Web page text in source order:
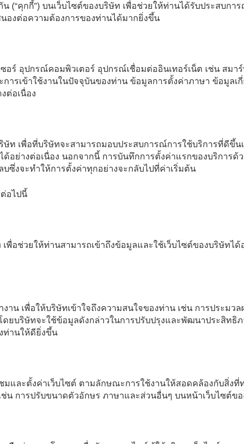
(“คุกกี้”) บนเว็บไซต์ของบริษัท เพื่อช่วยให้ท่านได้รับประสบกา
งต่อความต้องการของท่านได้มากยิ่งขึ้น​
อร์ อุปกรณ์คอมพิวเตอร์ อุปกรณ์เชื่อมต่ออินเทอร์เน็ต เช่น สมา
รเข้าใช้งานในปัจจุบันของท่าน ข้อมูลการตั้งค่าภาษา ข้อมูลเกี่
ต่อเนื่อง
ท เพื่อที่บริษัทจะสามารถมอบประสบการณ์การใช้บริการที่ดีขึ้น
อย่างต่อเนื่อง นอกจากนี้ การบันทึกการตั้งค่าแรกของบริการด้
ซึ่งจะทำให้การตั้งค่าทุกอย่างจะกลับไปที่ค่าเริ่มต้น
อไปนี้
พื่อช่วยให้ท่านสามารถเข้าถึงข้อมูลและใช้เว็บไซต์ของบริษัทไ
น เพื่อให้บริษัทเข้าใจถึงความสนใจของท่าน เช่น การประมว
ยบริษัทจะใช้ข้อมูลดังกล่าวในการปรับปรุงและพัฒนาประสิทธิภ
ท่านให้ดียิ่งขึ้น
มและตั้งค่าเว็บไซต์ ตามลักษณะการใช้งานให้สอดคล้องกับสิ่งที่
น การปรับขนาดตัวอักษร ภาษาและส่วนอื่นๆ บนหน้าเว็บไซต์ข